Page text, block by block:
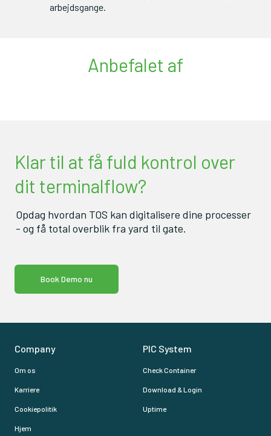
arbejdsgange.
Anbefalet af
Klar til at få fuld kontrol over
dit terminalflow?
Opdag hvordan TOS kan digitalisere dine processer
- og få total overblik fra yard til gate.
Book Demo nu
Company
Om os
Karriere
Cookiepolitik
Hjem
PIC System
Check Container
Download & Login
Uptime